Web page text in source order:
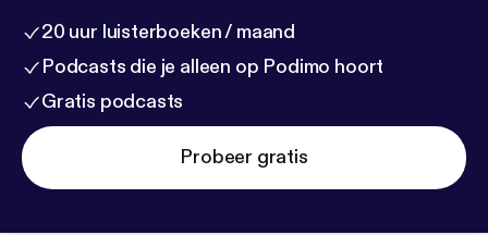
20 uur luisterboeken / maand
Podcasts die je alleen op Podimo hoort
Gratis podcasts
Probeer gratis